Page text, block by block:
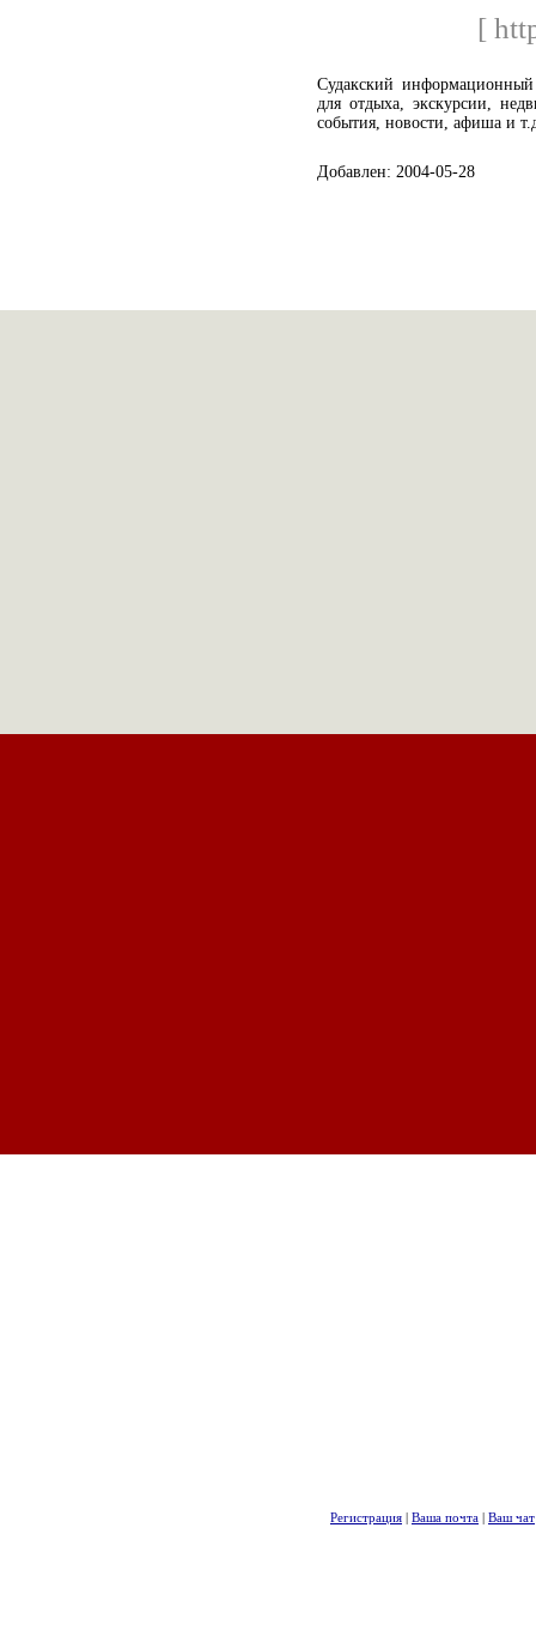
[
Судакский
для отдыха, экскурсии,
события, новости, афиша и
Добавлен: 2004-05-28
Регистрация | Ваша почта | Ваш чат